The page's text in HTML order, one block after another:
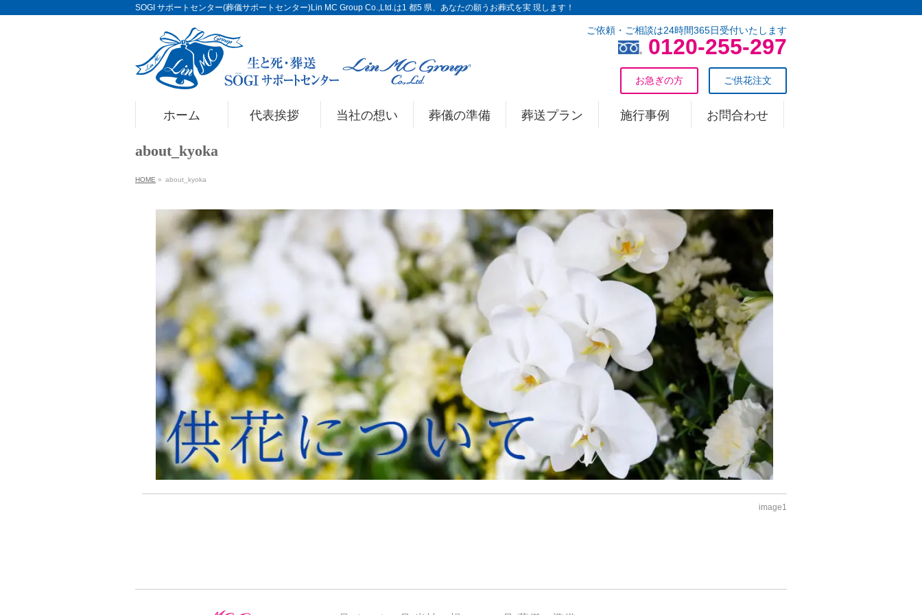
SOGI サポートセンター(葬儀サポートセンター)Lin MC Group Co.,Ltd.は1 都5 県、あなたの願うお葬式を実 現します！
ご依頼・ご相談は24時間365日受付いたします
0120-255-297
ご供花注文
お急ぎの方
ホーム 代表挨拶 当社の想い 葬儀の準備 葬送プラン 施行事例 お問合わせ
about_kyoka
HOME » about_kyoka
image1